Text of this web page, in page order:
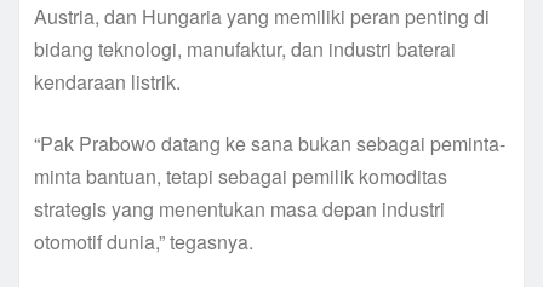
Austria, dan Hungaria yang memiliki peran penting di
bidang teknologi, manufaktur, dan industri baterai
kendaraan listrik.
“Pak Prabowo datang ke sana bukan sebagai peminta-
minta bantuan, tetapi sebagai pemilik komoditas
strategis yang menentukan masa depan industri
otomotif dunia,” tegasnya.